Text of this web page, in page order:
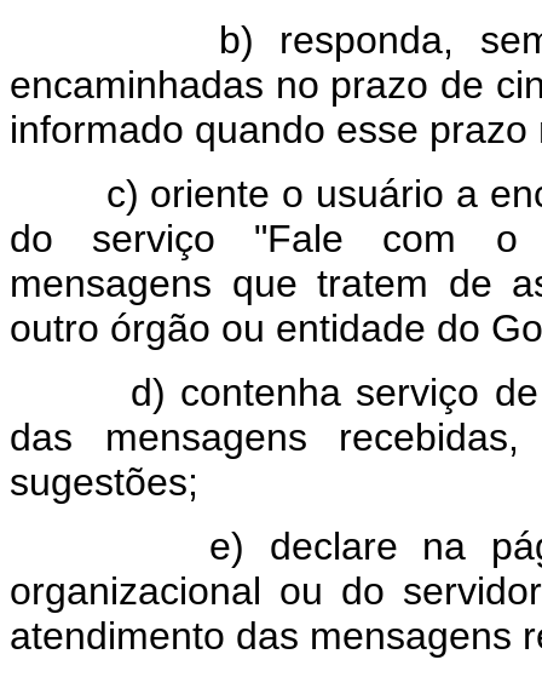
b) responda, sempre
encaminhadas no prazo de
informado quando esse
c) oriente o usuário a
do serviço "Fale com o
mensagens que tratem de
outro órgão ou entidade do
d) contenha serviço de
das mensagens
sugestões;
e) declare na página
organizacional ou do
atendimento das mensagens